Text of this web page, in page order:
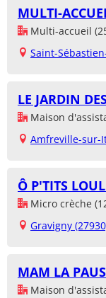
MULTI-
Multi-accueil
Saint-
LE JARDIN
Maison
Amfreville-sur-
Ô P'TITS
Micro crèche
Gravigny
MAM LA
Maison